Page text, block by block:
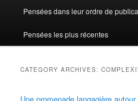
Pensées dans leur ordre de
Pensées les plus récentes
CATEGORY ARCHIVES: